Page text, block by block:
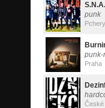
punk
Pchery
punk-
Praha
České